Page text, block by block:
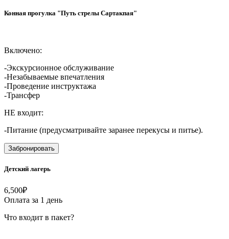
Конная прогулка "Путь стрелы Сартакпая"
Включено:
-Экскурсионное обслуживание
-Незабываемые впечатления
-Проведение инструктажа
-Трансфер
НЕ входит:
-Питание (предусматривайте заранее перекусы и питье).
Забронировать
Детский лагерь
6,500₽
Оплата за 1 день
Что входит в пакет?